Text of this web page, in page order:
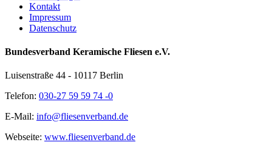
Kontakt
Impressum
Datenschutz
Bundesverband Keramische Fliesen e.V.
Luisenstraße 44 - 10117 Berlin
Telefon: 030-27 59 59 74 -0
E-Mail: info@fliesenverband.de
Webseite: www.fliesenverband.de